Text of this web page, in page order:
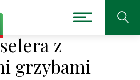
z
grzybami